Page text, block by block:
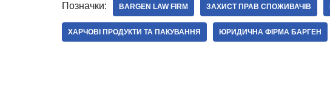
Позначки: BARGEN LAW FIRM ЗАХИСТ ПРАВ СПОЖИВАЧІВ
ХАРЧОВІ ПРОДУКТИ ТА ПАКУВАННЯ ЮРИДИЧНА ФІРМА БАРГЕН